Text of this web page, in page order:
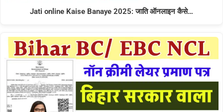
Jati online Kaise Banaye 2025: जाति ऑनलाइन कैसे…